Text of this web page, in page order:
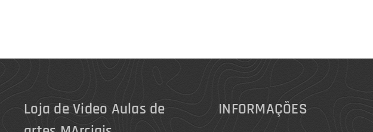
Loja de Video Aulas de
INFORMAÇÕES